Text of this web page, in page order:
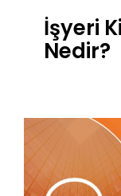
İşyeri
Nedir?